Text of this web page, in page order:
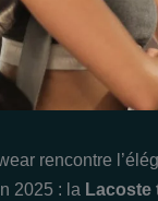
rencontre
2025 : la Lacoste